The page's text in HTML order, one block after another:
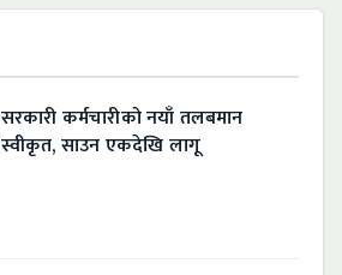
सरकारी कर्मचारीको नयाँ तलबमान
स्वीकृत, साउन एकदेखि लागू